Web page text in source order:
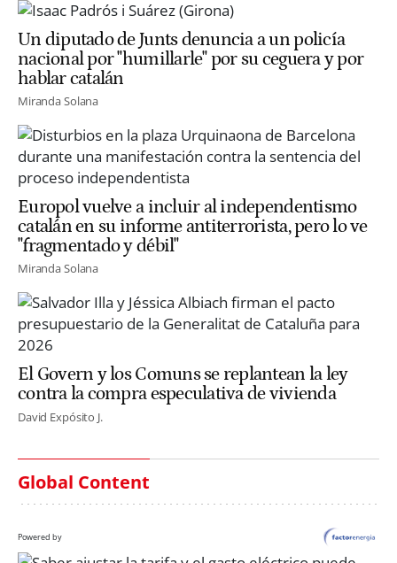
Un diputado de Junts denuncia a un policía
nacional por "humillarle" por su ceguera y por
hablar catalán
Miranda Solana
Europol vuelve a incluir al independentismo
catalán en su informe antiterrorista, pero lo ve
"fragmentado y débil"
Miranda Solana
El Govern y los Comuns se replantean la ley
contra la compra especulativa de vivienda
David Expósito J.
Global Content
Powered by